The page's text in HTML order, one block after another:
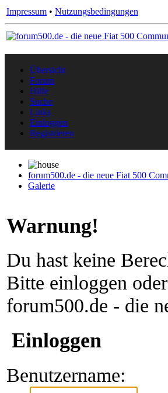
Impressum • Nutzungsbedingungen
Übersicht
Forum
Hilfe
Suche
Links
Einloggen
Registrieren
forum500.de - die neue Fiat 500
Galerie
Warnung!
Du hast keine
Bitte einloggen oder
forum500.de - die
Einloggen
Benutzername: